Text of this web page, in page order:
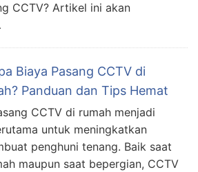
CCTV? Artikel ini akan
Biaya Pasang CCTV di
Panduan dan Tips Hemat
CCTV di rumah menjadi
untuk meningkatkan
penghuni tenang. Baik saat
maupun saat bepergian, CCTV